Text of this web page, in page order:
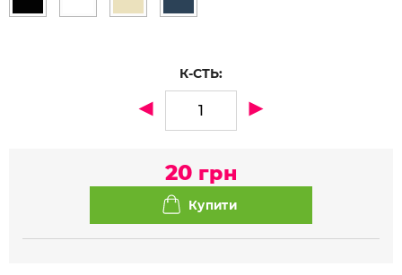
К-СТЬ:
20 грн